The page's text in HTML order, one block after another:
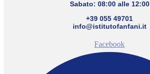
Sabato: 08:00 alle 12:00
+39 055 49701
info@istitutofanfani.it
Facebook